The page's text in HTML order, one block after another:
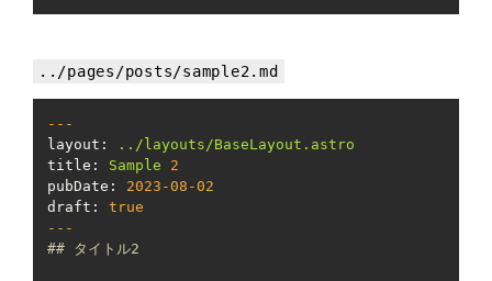
../pages/posts/sample2.md
---
layout:
../layouts/BaseLayout.astro
title:
Sample
2
pubDate:
2023-08-02
draft:
true
---
## タイトル2